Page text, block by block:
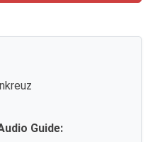
Guide: